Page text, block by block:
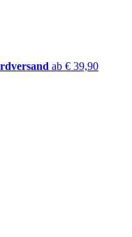
ab € 39,90